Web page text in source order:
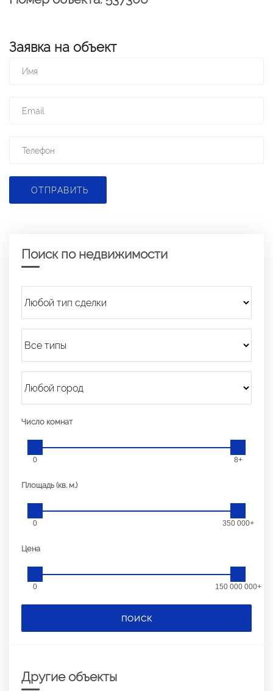
Заявка на объект
ОТПРАВИТЬ
Поиск по недвижимости
Число комнат
0 8+
Площадь (кв. м.)
0 350 000+
Цена
0 150 000 000+
ПОИСК
Другие объекты